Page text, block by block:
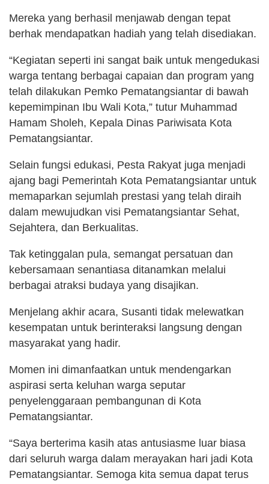
Mereka yang berhasil menjawab dengan tepat
berhak mendapatkan hadiah yang telah disediakan.
“Kegiatan seperti ini sangat baik untuk mengedukasi
warga tentang berbagai capaian dan program yang
telah dilakukan Pemko Pematangsiantar di bawah
kepemimpinan Ibu Wali Kota,” tutur Muhammad
Hamam Sholeh, Kepala Dinas Pariwisata Kota
Pematangsiantar.
Selain fungsi edukasi, Pesta Rakyat juga menjadi
ajang bagi Pemerintah Kota Pematangsiantar untuk
memaparkan sejumlah prestasi yang telah diraih
dalam mewujudkan visi Pematangsiantar Sehat,
Sejahtera, dan Berkualitas.
Tak ketinggalan pula, semangat persatuan dan
kebersamaan senantiasa ditanamkan melalui
berbagai atraksi budaya yang disajikan.
Menjelang akhir acara, Susanti tidak melewatkan
kesempatan untuk berinteraksi langsung dengan
masyarakat yang hadir.
Momen ini dimanfaatkan untuk mendengarkan
aspirasi serta keluhan warga seputar
penyelenggaraan pembangunan di Kota
Pematangsiantar.
“Saya berterima kasih atas antusiasme luar biasa
dari seluruh warga dalam merayakan hari jadi Kota
Pematangsiantar. Semoga kita semua dapat terus